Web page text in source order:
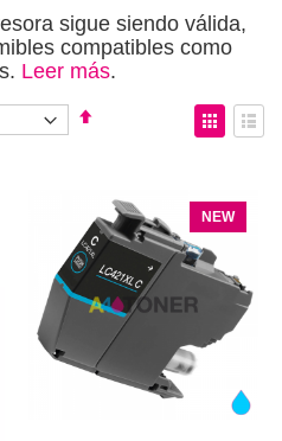
sigue siendo válida,
compatibles como
Leer más.
Fijar
Ver
como
NEW